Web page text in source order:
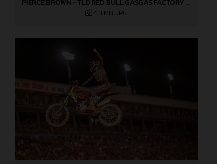
PIERCE BROWN - TLD RED BULL GASGAS FACTORY RACING - LAS VEGAS 02
4,3 MB .JPG